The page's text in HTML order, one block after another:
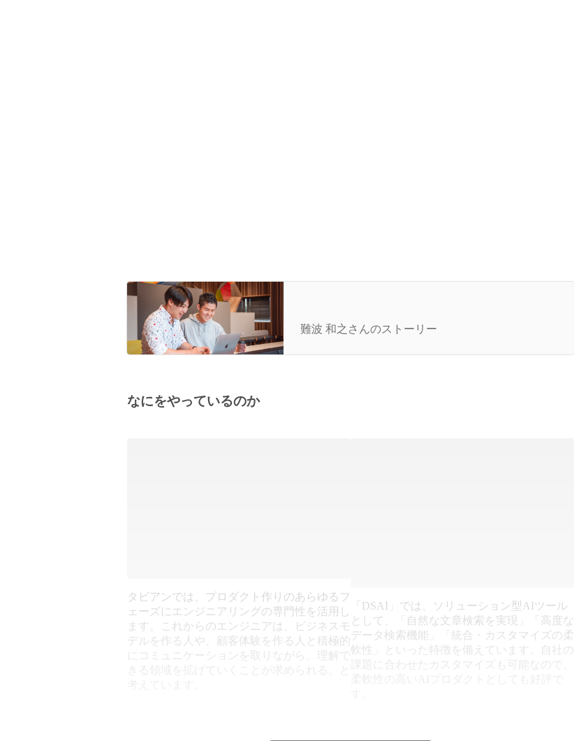
っきり楽しめるエンジニア集団を目指して
難波 和之さんのストーリー
なにをやっているのか
タビアンでは、プロダクト作りのあらゆるフ
ェーズにエンジニアリングの専門性を活用し
ます。これからのエンジニアは、ビジネスモ
デルを作る人や、顧客体験を作る人と積極的
にコミュニケーションを取りながら、理解で
「DSAI」では、ソリューション型AIツール
として、「自然な文章検索を実現」「高度な
データ検索機能」「統合・カスタマイズの柔
軟性」といった特徴を備えています。自社の
課題に合わせたカスタマイズも可能なので、